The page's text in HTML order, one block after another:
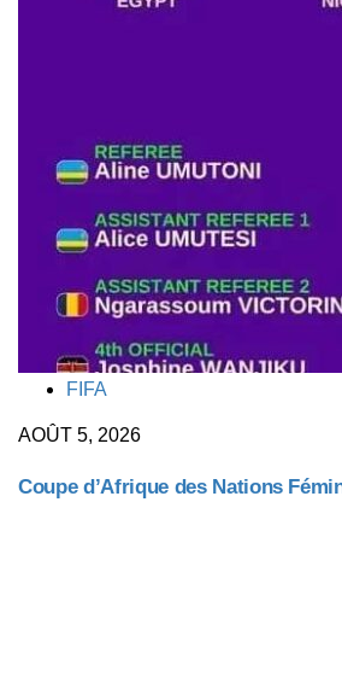
TAGSFIFA
AOÛT 5, 2026
Coupe d’Afrique des Nations